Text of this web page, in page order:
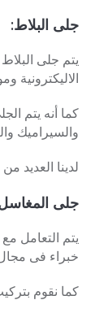
جلى البلاط:
يتم جلى
الاليكترونية
كما أنه يتم
والسيراميك
لدينا العديد
جلى
يتم التعامل
خبراء فى
كما نقوم